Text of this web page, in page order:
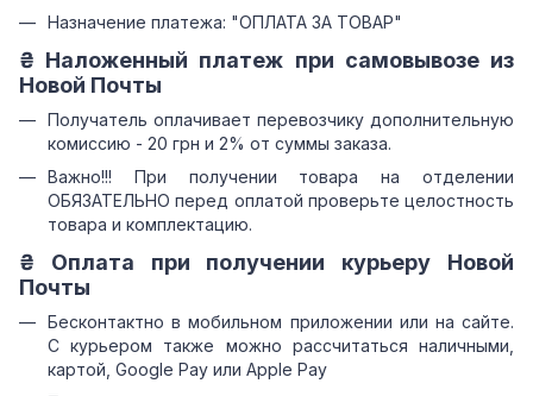
Назначение платежа: "ОПЛАТА ЗА ТОВАР"
₴ Наложенный платеж при самовывозе из
Новой Почты
Получатель оплачивает перевозчику дополнительную
комиссию - 20 грн и 2% от суммы заказа.
Важно!!! При получении товара на отделении
ОБЯЗАТЕЛЬНО перед оплатой проверьте целостность
товара и комплектацию.
₴ Оплата при получении курьеру Новой
Почты
Бесконтактно в мобильном приложении или на сайте.
С курьером также можно рассчитаться наличными,
картой, Google Pay или Apple Pay